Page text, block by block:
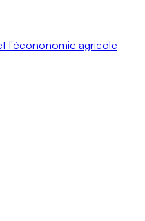
l'écononomie agricole